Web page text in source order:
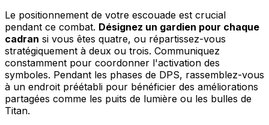
Le positionnement de votre escouade est crucial
pendant ce combat. Désignez un gardien pour chaque
cadran si vous êtes quatre, ou répartissez-vous
stratégiquement à deux ou trois. Communiquez
constamment pour coordonner l'activation des
symboles. Pendant les phases de DPS, rassemblez-vous
à un endroit préétabli pour bénéficier des améliorations
partagées comme les puits de lumière ou les bulles de
Titan.